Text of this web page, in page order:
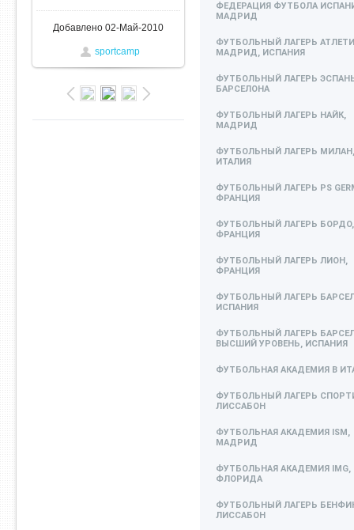
Добавлено 02-Май-2010
sportcamp
ФЕДЕРАЦИЯ ФУТБОЛА
МАДРИД
ФУТБОЛЬНЫЙ ЛАГЕРЬ
МАДРИД, ИСПАНИЯ
ФУТБОЛЬНЫЙ ЛАГЕРЬ
БАРСЕЛОНА
ФУТБОЛЬНЫЙ ЛАГЕРЬ НАЙК,
МАДРИД
ФУТБОЛЬНЫЙ ЛАГЕРЬ МИЛАН,
ИТАЛИЯ
ФУТБОЛЬНЫЙ ЛАГЕРЬ PS
ФРАНЦИЯ
ФУТБОЛЬНЫЙ ЛАГЕРЬ БОРДО,
ФРАНЦИЯ
ФУТБОЛЬНЫЙ ЛАГЕРЬ ЛИОН,
ФРАНЦИЯ
ФУТБОЛЬНЫЙ ЛАГЕРЬ
ИСПАНИЯ
ФУТБОЛЬНЫЙ ЛАГЕРЬ
ВЫСШИЙ УРОВЕНЬ, ИСПАНИЯ
ФУТБОЛЬНАЯ АКАДЕМИЯ В
ФУТБОЛЬНЫЙ ЛАГЕРЬ
ЛИССАБОН
ФУТБОЛЬНАЯ АКАДЕМИЯ ISM,
МАДРИД
ФУТБОЛЬНАЯ АКАДЕМИЯ IMG,
ФЛОРИДА
ФУТБОЛЬНЫЙ ЛАГЕРЬ
ЛИССАБОН